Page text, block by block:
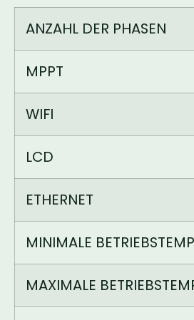
ANZAHL DER PHASEN
MPPT
WIFI
LCD
ETHERNET
MINIMALE
MAXIMALE